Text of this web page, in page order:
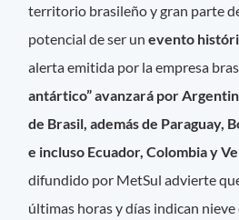
territorio brasileño y gran parte
potencial de ser unevento
alerta emitida por la empresa
antártico” avanzará por
de Brasil, además de Paraguay,
e incluso Ecuador, Colombia y
difundido por MetSul advierte
últimas horas y días indican